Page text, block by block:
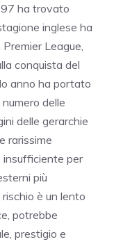
ha trovato
inglese ha
League,
conquista del
anno ha portato
delle
delle gerarchie
rarissime
insufficiente per
più
è un lento
potrebbe
prestigio e